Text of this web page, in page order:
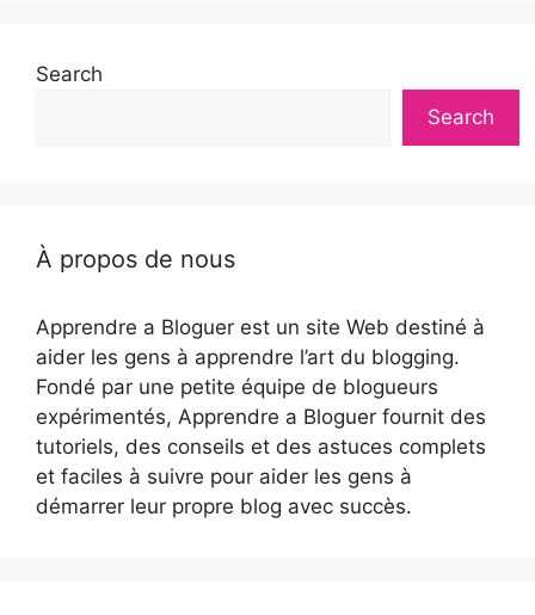
Search
Search
À propos de nous
Apprendre a Bloguer est un site Web destiné à
aider les gens à apprendre l’art du blogging.
Fondé par une petite équipe de blogueurs
expérimentés, Apprendre a Bloguer fournit des
tutoriels, des conseils et des astuces complets
et faciles à suivre pour aider les gens à
démarrer leur propre blog avec succès.